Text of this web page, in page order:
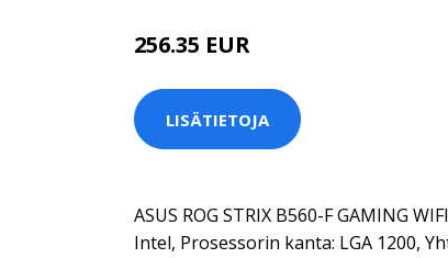
256.35 EUR
LISÄTIETOJA
ASUS ROG STRIX B560-F GAMING
Intel, Prosessorin kanta: LGA 1200,